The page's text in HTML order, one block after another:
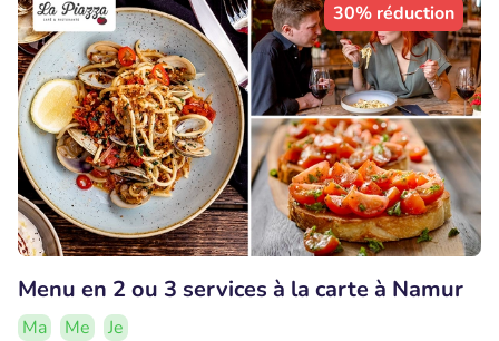
30% réduction
Menu en 2 ou 3 services à la carte à Namur
Ma Me
Je